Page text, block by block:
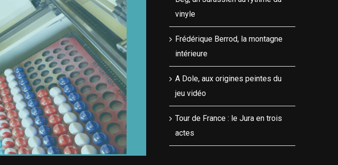
vinyle
Frédérique Berrod, la montagne
intérieure
A Dole, aux origines peintes du
jeu vidéo
Tour de France : le Jura en trois
actes